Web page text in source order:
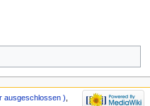
ausgeschlossen )